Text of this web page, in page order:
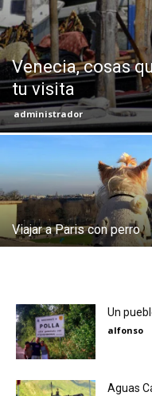
Venecia, cosas
tu visita
administrador
Viajar a Paris con perro
Un
alfonso
Aguas